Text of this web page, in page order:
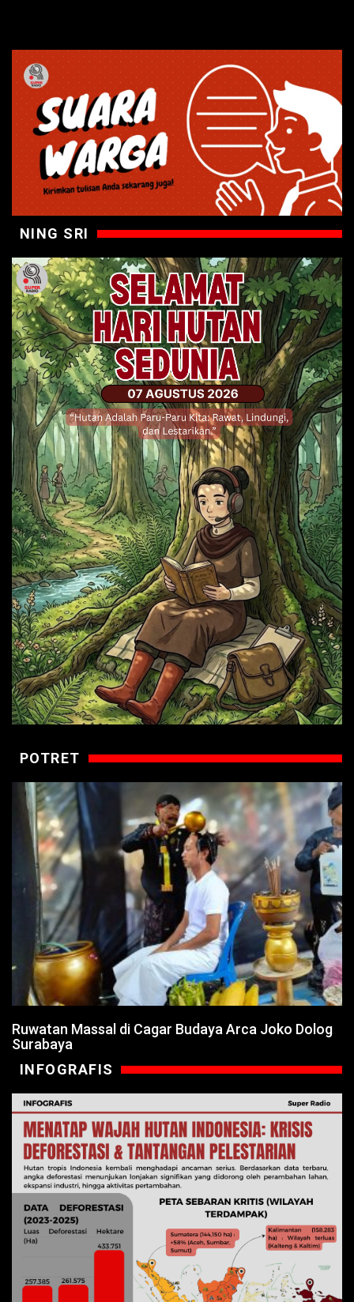
NING SRI
POTRET
Ruwatan Massal di Cagar Budaya Arca Joko Dolog
Surabaya
INFOGRAFIS